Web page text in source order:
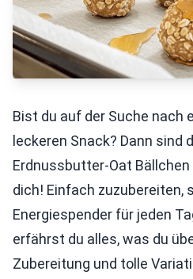
Bist du auf der Suche nach
leckeren Snack? Dann sind
Erdnussbutter-Oat
dich! Einfach zuzubereiten,
Energiespender für jeden
erfährst du alles, was du
Zubereitung und tolle